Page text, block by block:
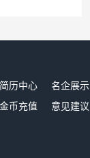
简历中心 名企展示
金币充值 意见建议